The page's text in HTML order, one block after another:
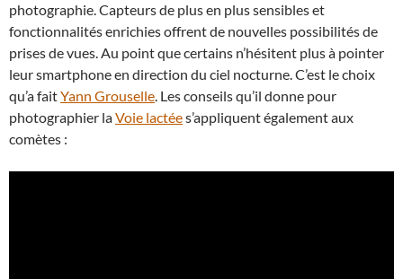
photographie. Capteurs de plus en plus sensibles et
fonctionnalités enrichies offrent de nouvelles possibilités de
prises de vues. Au point que certains n’hésitent plus à pointer
leur smartphone en direction du ciel nocturne. C’est le choix
qu’a faitYann Grouselle. Les conseils qu’il donne pour
photographier laVoie lactées’appliquent également aux
comètes :